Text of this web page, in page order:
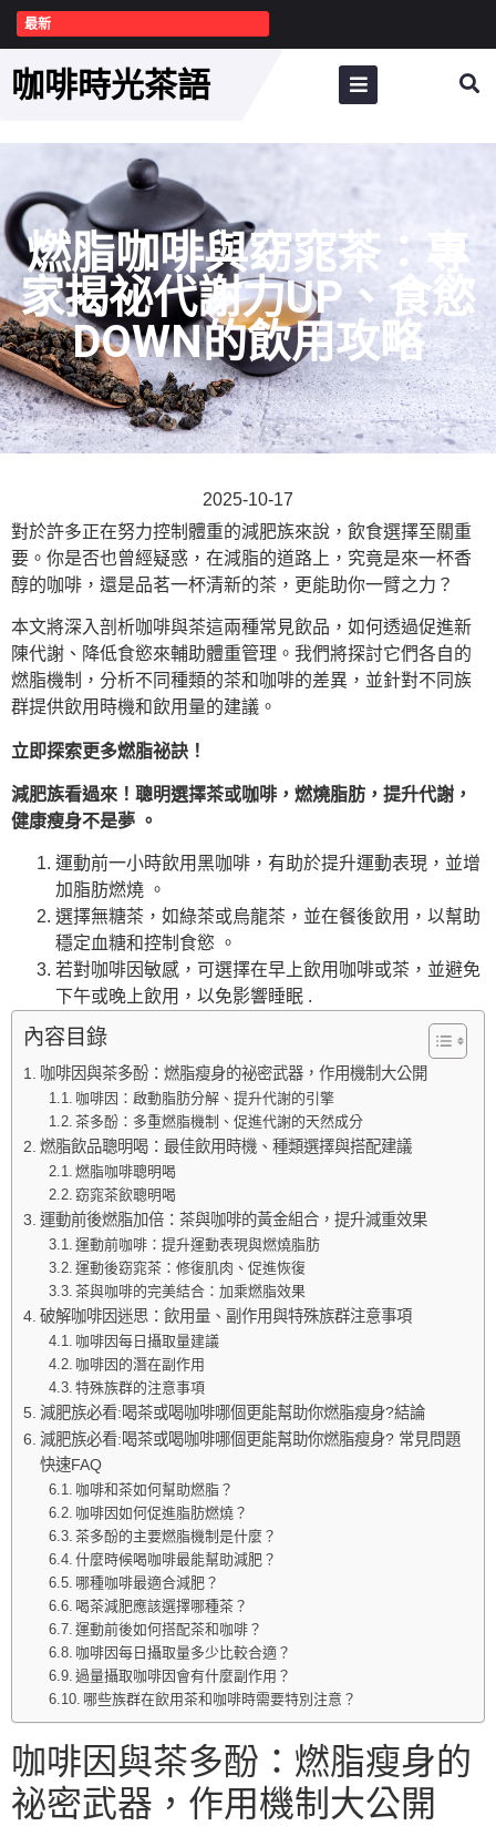
最新
咖啡時光茶語
燃脂咖啡與窈窕茶：專
家揭祕代謝力UP、食慾
DOWN的飲用攻略
2025-10-17
對於許多正在努力控制體重的減肥族來說，飲食選擇至關重
要。你是否也曾經疑惑，在減脂的道路上，究竟是來一杯香
醇的咖啡，還是品茗一杯清新的茶，更能助你一臂之力？
本文將深入剖析咖啡與茶這兩種常見飲品，如何透過促進新
陳代謝、降低食慾來輔助體重管理。我們將探討它們各自的
燃脂機制，分析不同種類的茶和咖啡的差異，並針對不同族
群提供飲用時機和飲用量的建議。
立即探索更多燃脂祕訣！
減肥族看過來！聰明選擇茶或咖啡，燃燒脂肪，提升代謝，
健康瘦身不是夢 。
運動前一小時飲用黑咖啡，有助於提升運動表現，並增
加脂肪燃燒 。
選擇無糖茶，如綠茶或烏龍茶，並在餐後飲用，以幫助
穩定血糖和控制食慾 。
若對咖啡因敏感，可選擇在早上飲用咖啡或茶，並避免
下午或晚上飲用，以免影響睡眠 .
內容目錄
咖啡因與茶多酚：燃脂瘦身的祕密武器，作用機制大公開
咖啡因：啟動脂肪分解、提升代謝的引擎
茶多酚：多重燃脂機制、促進代謝的天然成分
燃脂飲品聰明喝：最佳飲用時機、種類選擇與搭配建議
燃脂咖啡聰明喝
窈窕茶飲聰明喝
運動前後燃脂加倍：茶與咖啡的黃金組合，提升減重效果
運動前咖啡：提升運動表現與燃燒脂肪
運動後窈窕茶：修復肌肉、促進恢復
茶與咖啡的完美結合：加乘燃脂效果
破解咖啡因迷思：飲用量、副作用與特殊族群注意事項
咖啡因每日攝取量建議
咖啡因的潛在副作用
特殊族群的注意事項
減肥族必看:喝茶或喝咖啡哪個更能幫助你燃脂瘦身?結論
減肥族必看:喝茶或喝咖啡哪個更能幫助你燃脂瘦身? 常見問題
快速FAQ
咖啡和茶如何幫助燃脂？
咖啡因如何促進脂肪燃燒？
茶多酚的主要燃脂機制是什麼？
什麼時候喝咖啡最能幫助減肥？
哪種咖啡最適合減肥？
喝茶減肥應該選擇哪種茶？
運動前後如何搭配茶和咖啡？
咖啡因每日攝取量多少比較合適？
過量攝取咖啡因會有什麼副作用？
哪些族群在飲用茶和咖啡時需要特別注意？
咖啡因與茶多酚：燃脂瘦身的
祕密武器，作用機制大公開